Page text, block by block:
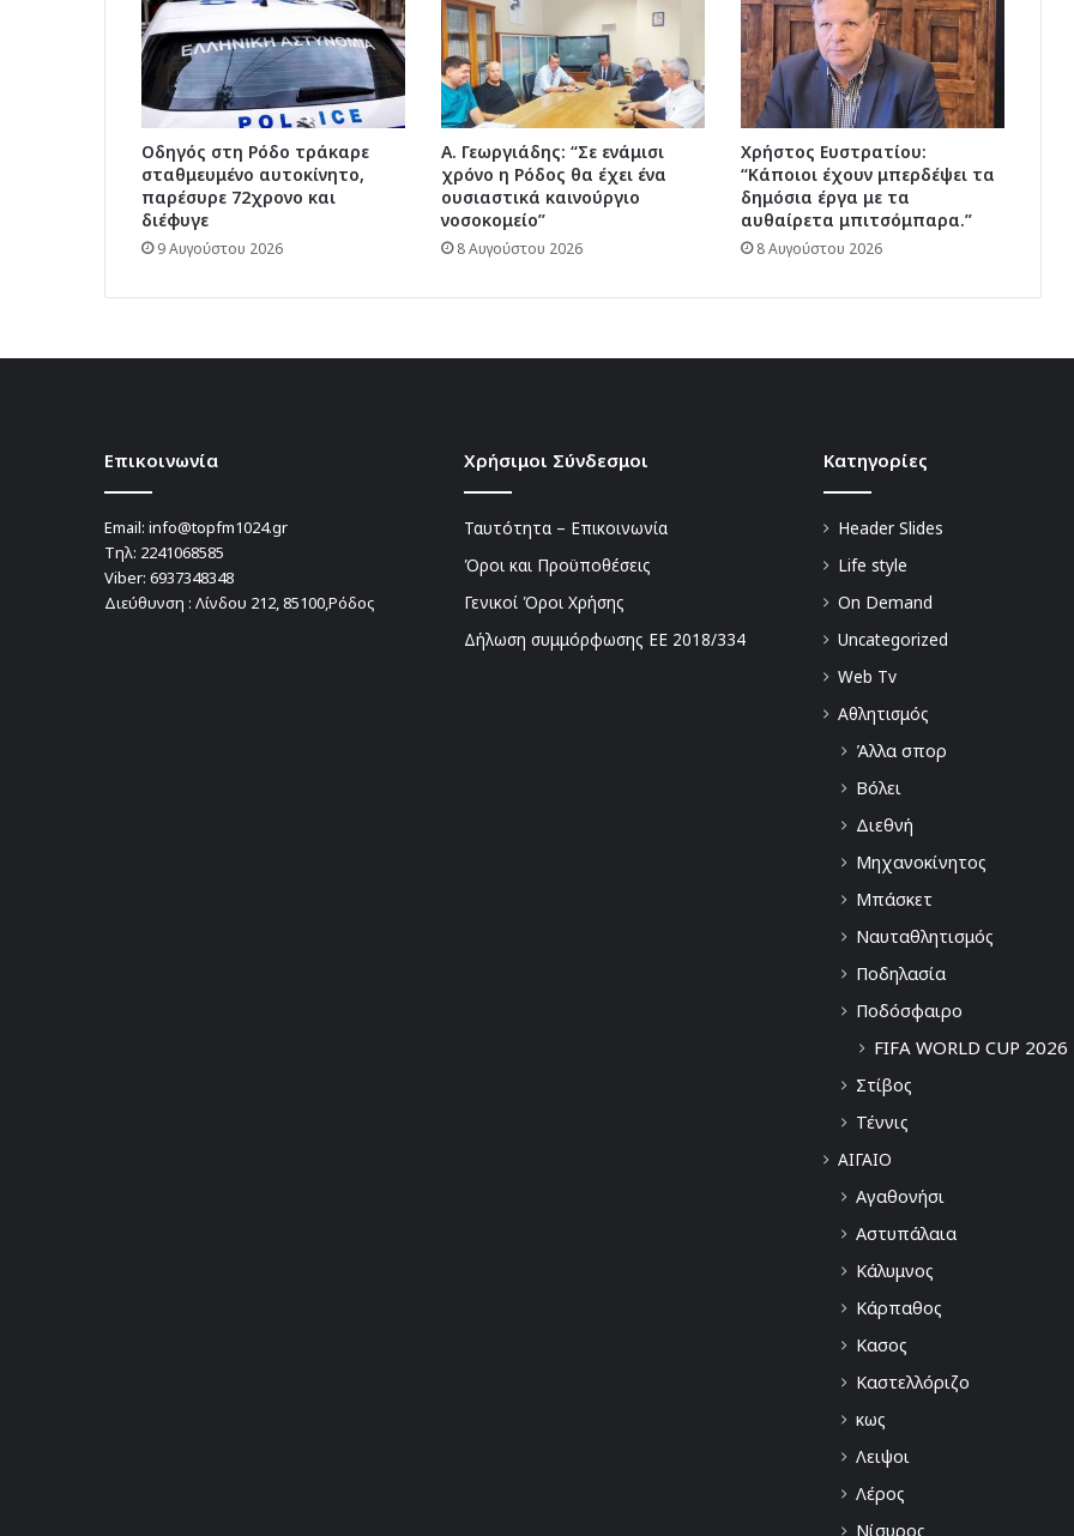
Οδηγός στη Ρόδο τράκαρε
σταθμευμένο αυτοκίνητο,
παρέσυρε 72χρονο και
διέφυγε
9 Αυγούστου 2026
Α. Γεωργιάδης: “Σε ενάμισι
χρόνο η Ρόδος θα έχει ένα
ουσιαστικά καινούργιο
νοσοκομείο”
8 Αυγούστου 2026
Χρήστος Ευστρατίου:
“Κάποιοι έχουν μπερδέψει τα
δημόσια έργα με τα
αυθαίρετα μπιτσόμπαρα.”
8 Αυγούστου 2026
Επικοινωνία
Email: info@topfm1024.gr
Τηλ: 2241068585
Viber: 6937348348
Διεύθυνση : Λίνδου 212, 85100,Ρόδος
Χρήσιμοι Σύνδεσμοι
Ταυτότητα – Επικοινωνία
Όροι και Προϋποθέσεις
Γενικοί Όροι Χρήσης
Δήλωση συμμόρφωσης ΕΕ 2018/334
Kατηγορίες
Header Slides
Life style
On Demand
Uncategorized
Web Tv
Αθλητισμός
Άλλα σπορ
Βόλει
Διεθνή
Μηχανοκίνητος
Μπάσκετ
Ναυταθλητισμός
Ποδηλασία
Ποδόσφαιρο
FIFA WORLD CUP 2026
Στίβος
Τέννις
ΑΙΓΑΙΟ
Αγαθονήσι
Αστυπάλαια
Κάλυμνος
Κάρπαθος
Κασος
Καστελλόριζο
κως
Λειψοι
Λέρος
Νίσυρος